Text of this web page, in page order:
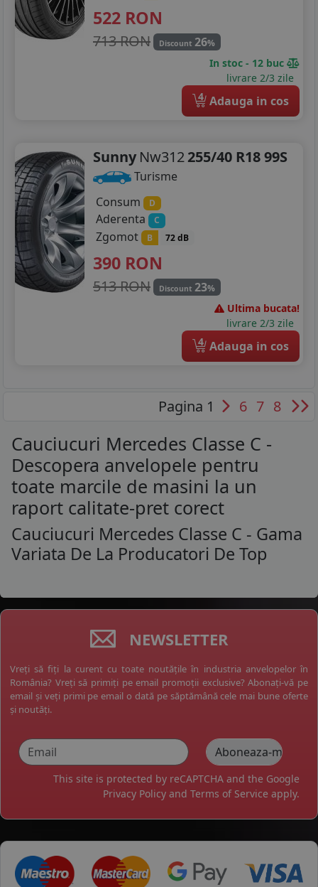
522 RON
713 RON Discount 26%
In stoc - 12 buc
livrare 2/3 zile
4 Adauga in cos
Sunny Nw312255/40 R18 99S
Turisme
Consum
D
Aderenta C
Zgomot B 72 dB
390 RON
513 RON Discount 23%
Ultima bucata!
livrare 2/3 zile
4 Adauga in cos
Pagina 1 6 7 8
Cauciucuri Mercedes Classe C -
Descopera anvelopele pentru
toate marcile de masini la un
raport calitate-pret corect
Cauciucuri Mercedes Classe C - Gama
Variata De La Producatori De Top
NEWSLETTER
Vreți să fiți la curent cu toate noutățile în industria anvelopelor în
România? Vreți să primiți pe email promoții exclusive? Abonați-vă pe
email și veți primi pe email o dată pe săptămână cele mai bune oferte
și noutăți.
This site is protected by reCAPTCHA and the Google
Privacy Policy and Terms of Service apply.